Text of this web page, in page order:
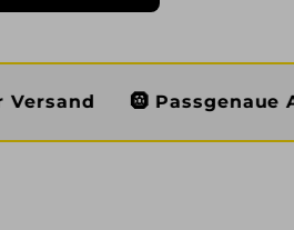
🛞 Passgenaue Auswahl